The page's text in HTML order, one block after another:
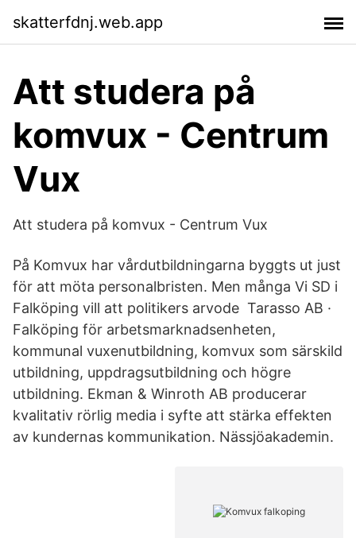
skatterfdnj.web.app
Att studera på
komvux - Centrum
Vux
Att studera på komvux - Centrum Vux
På Komvux har vårdutbildningarna byggts ut just
för att möta personalbristen. Men många Vi SD i
Falköping vill att politikers arvode Tarasso AB ·
Falköping för arbetsmarknadsenheten,
kommunal vuxenutbildning, komvux som särskild
utbildning, uppdragsutbildning och högre
utbildning. Ekman & Winroth AB producerar
kvalitativ rörlig media i syfte att stärka effekten
av kundernas kommunikation. Nässjöakademin.